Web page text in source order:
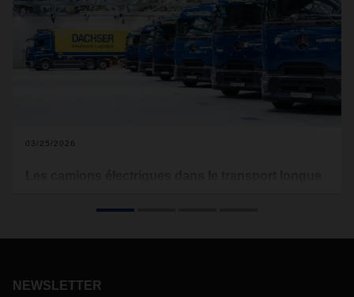
03/25/2026
efficacité sur les longues distances. Alexander Tonn, COO
d’autonomie, des défis encore présents, des enjeux
NEWSLETTER